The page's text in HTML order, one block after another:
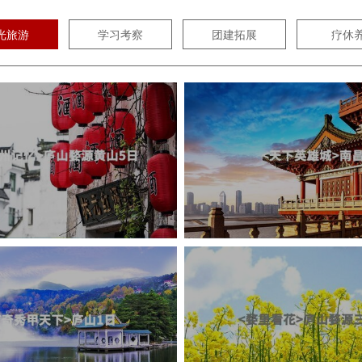
旅游 学习考察 团建拓展 疗休
浏览 浏览